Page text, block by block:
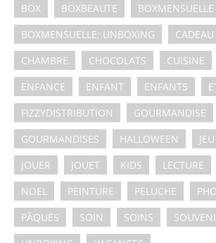
BOX
BOXBEAUTE
BOXMENSUELLE
BOXMENSUELLE; UNBOXING
CADEAU
CHAMBRE
CHOCOLATS CUISINE
ENFANCE
ENFANT ENFANTS
FIZZYDISTRIBUTION
GOURMANDISE
GOURMANDISES
HALLOWEEN JEU
JOUER
JOUET KIDS LECTURE
NOEL
PEINTURE PELUCHE
PÂQUES
SOIN SOINS